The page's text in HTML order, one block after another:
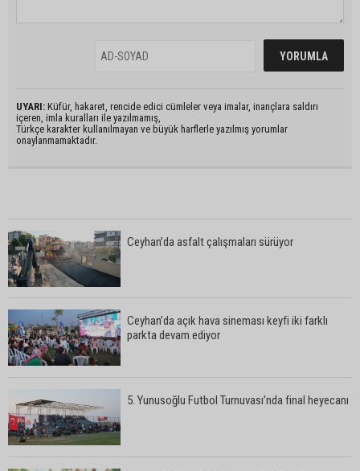
UYARI: Küfür, hakaret, rencide edici cümleler veya imalar, inançlara saldırı
içeren, imla kuralları ile yazılmamış,
Türkçe karakter kullanılmayan ve büyük harflerle yazılmış yorumlar
onaylanmamaktadır.
Ceyhan’da asfalt çalışmaları sürüyor
Ceyhan’da açık hava sineması keyfi iki farklı
parkta devam ediyor
5. Yunusoğlu Futbol Turnuvası’nda final heyecanı